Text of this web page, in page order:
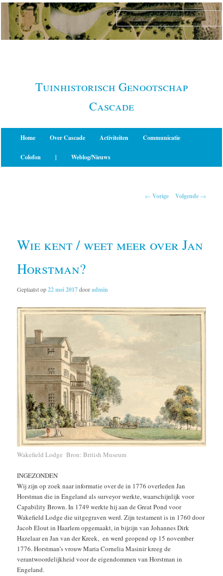
Spring
naar
primaire
Tuinhistorisch Genootschap
Cascade
Home Over Cascade Activiteiten Communicatie
Colofon | Weblog/Nieuws
← Vorige Volgende →
Wie kent / weet meer over Jan
Horstman?
Geplaatst op22 mei 2017dooradmin
Wakefield Lodge Bron: British Museum
INGEZONDEN
Wij zijn op zoek naar informatie over de in 1776 overleden Jan
Horstman die in Engeland als surveyor werkte, waarschijnlijk voor
Capability Brown. In 1749 werkte hij aan de Great Pond voor
Wakefield Lodge die uitgegraven werd. Zijn testament is in 1760 door
Jacob Elout in Haarlem opgemaakt, in bijzijn van Johannes Dirk
Hazelaar en Jan van der Kreek, en werd geopend op 15 november
1776. Horstman’s vrouw Maria Cornelia Masinir kreeg de
verantwoordelijkheid voor de eigendommen van Horstman in
Engeland.